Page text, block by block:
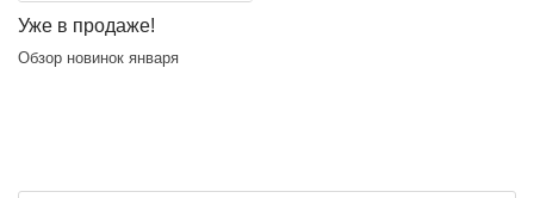
Уже в продаже!
Обзор новинок января